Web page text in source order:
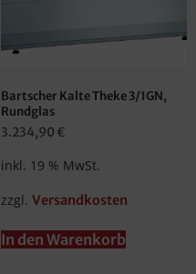
Bartscher Kalte Theke 3/1GN,
Rundglas
3.234,90 €
inkl. 19 % MwSt.
zzgl. Versandkosten
In den Warenkorb